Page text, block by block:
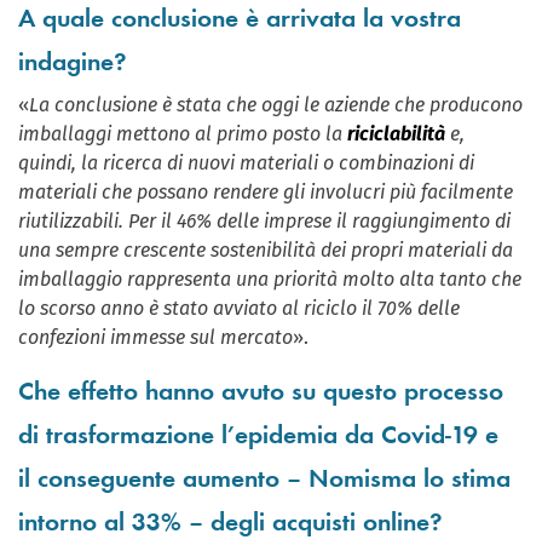
A quale conclusione è arrivata la vostra
indagine?
«La conclusione è stata che oggi le aziende che producono
imballaggi mettono al primo posto la riciclabilità e,
quindi, la ricerca di nuovi materiali o combinazioni di
materiali che possano rendere gli involucri più facilmente
riutilizzabili. Per il 46% delle imprese il raggiungimento di
una sempre crescente sostenibilità dei propri materiali da
imballaggio rappresenta una priorità molto alta tanto che
lo scorso anno è stato avviato al riciclo il 70% delle
confezioni immesse sul mercato».
Che effetto hanno avuto su questo processo
di trasformazione l’epidemia da Covid-19 e
il conseguente aumento – Nomisma lo stima
intorno al 33% – degli acquisti online?